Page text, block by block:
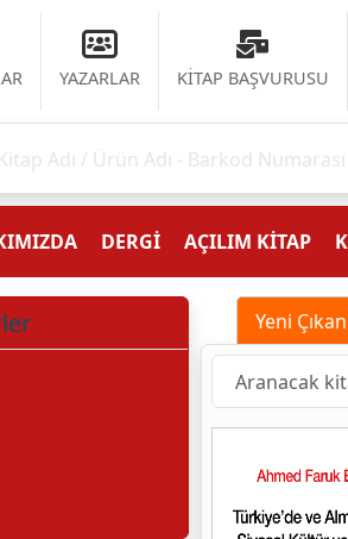
YAZARLAR KİTAP BAŞVURUSU
DERGİ AÇILIM KİTAP
Yeni